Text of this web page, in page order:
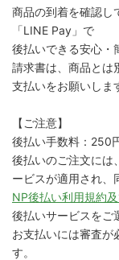
商品の到着を確認し
「LINE Pay」で
後払いできる安心・
請求書は、商品とは
支払いをお願いしま
【ご注意】
後払い手数料：250
後払いのご注文には、
ービスが適用され、
NP後払い利用規約
後払いサービスをご
お支払いには審査
す。